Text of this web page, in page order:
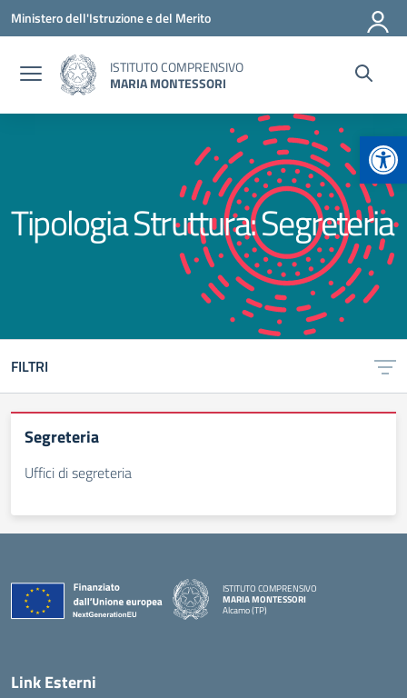
Vai ai contenuti
Vai al menu di navigazione
Vai al footer
Ministero dell'Istruzione e del Merito
ISTITUTO COMPRENSIVO
MARIA MONTESSORI
Tipologia Struttura:Segreteria
FILTRI
Segreteria
Uffici di segreteria
ISTITUTO COMPRENSIVO
MARIA MONTESSORI
Alcamo (TP)
Link Esterni